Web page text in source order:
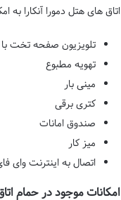
اتاق های هتل دمورا آنکارا
تلویزیون صفحه تخت با
تهویه مطبوع
مینی بار
کتری برقی
صندوق امانات
میز کار
اتصال به اینترنت وای
امکانات موجود در حمام